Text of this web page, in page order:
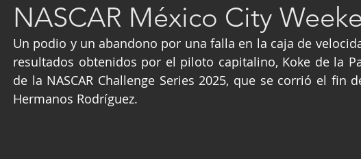
en el extranjero Kartismo Rally
Ford Vintage Fórmula 3 Nauticopa
NASCAR México City
Un podio y un abandono por una falla en la caja de
resultados obtenidos por el piloto capitalino, Koke de la
de la NASCAR Challenge Series 2025, que se corrió el fin
Hermanos Rodríguez.